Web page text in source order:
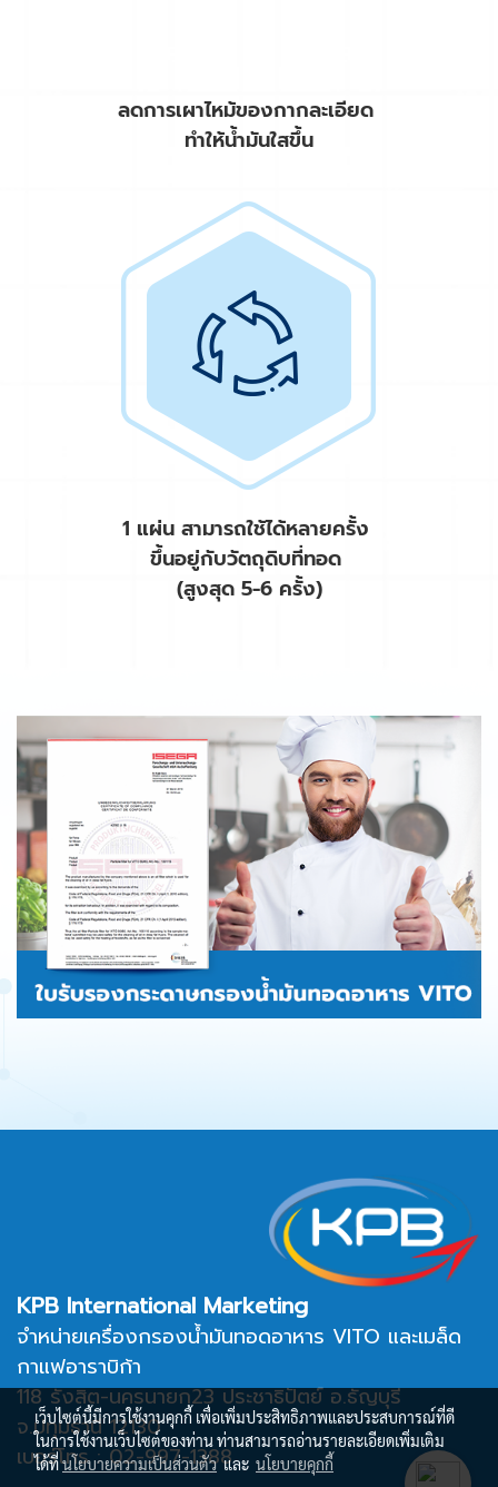
ลดการเผาไหม้ของกากละเอียด
ทำให้น้ำมันใสขึ้น
1 แผ่น สามารถใช้ได้หลายครั้ง
ขึ้นอยู่กับวัตถุดิบที่ทอด
(สูงสุด 5-6 ครั้ง)
KPB International Marketing
จำหน่ายเครื่องกรองน้ำมันทอดอาหาร VITO และเมล็ด
กาแฟอาราบิก้า
118 รังสิต-นครนายก23 ประชาธิปัตย์ อ.ธัญบุรี
จ.ปทุมธานี 12130
เบอร์โทร : 02-997-1388
เว็บไซต์นี้มีการใช้งานคุกกี้ เพื่อเพิ่มประสิทธิภาพและประสบการณ์ที่ดี
ในการใช้งานเว็บไซต์ของท่าน ท่านสามารถอ่านรายละเอียดเพิ่มเติม
ได้ที่นโยบายความเป็นส่วนตัวและ นโยบายคุกกี้